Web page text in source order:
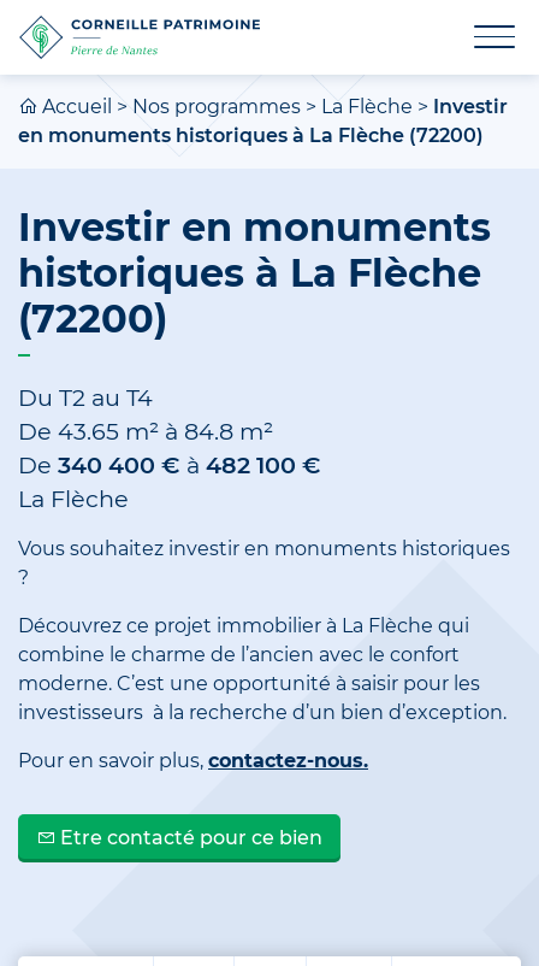
Accueil > Nos programmes > La Flèche > Investir
en monuments historiques à La Flèche (72200)
Investir en monuments
historiques à La Flèche
(72200)
Du T2 au T4
De 43.65 m² à 84.8 m²
De 340 400 € à 482 100 €
La Flèche
Vous souhaitez investir en monuments historiques
?
Découvrez ce projet immobilier à La Flèche qui
combine le charme de l’ancien avec le confort
moderne. C’est une opportunité à saisir pour les
investisseurs à la recherche d’un bien d’exception.
Pour en savoir plus, contactez-nous.
Etre contacté pour ce bien